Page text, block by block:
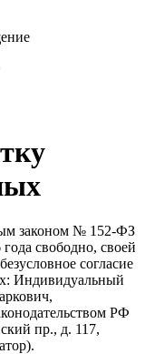
законом № 152‑ФЗ
свободно, своей
согласие
Индивидуальный
РФ
пр., д. 117,